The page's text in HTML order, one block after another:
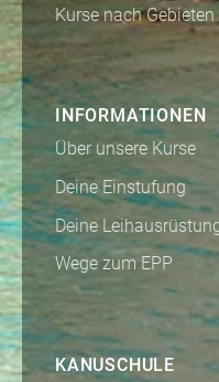
Kurse nach Gebieten
INFORMATIONEN
Über unsere Kurse
Deine Einstufung
Deine
Wege zum EPP
KANUSCHULE